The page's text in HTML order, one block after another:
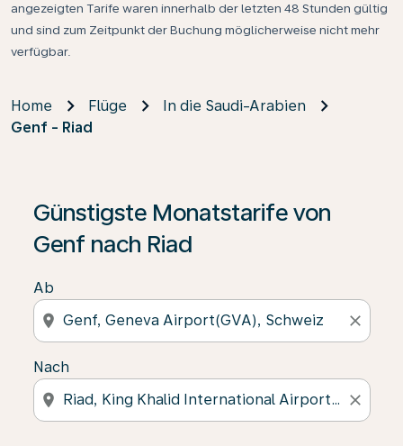
angezeigten Tarife waren innerhalb der letzten 48 Stunden gültig
und sind zum Zeitpunkt der Buchung möglicherweise nicht mehr
verfügbar.
Home Flüge
In die Saudi-Arabien
Genf - Riad
Günstigste Monatstarife von
Genf nach Riad
Ab
location_on close
Nach
location_on close